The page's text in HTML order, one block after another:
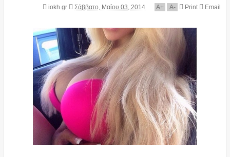
iokh.gr Σάββατο, Μαΐου 03, 2014 A+ A- Print Email